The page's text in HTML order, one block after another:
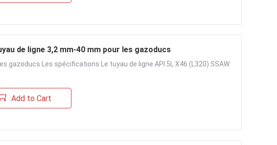
de ligne 3,2 mm-40 mm pour les gazoducs
gazoducs Les spécifications Le tuyau de ligne API 5L X46 (L320) SSAW
Add to Cart